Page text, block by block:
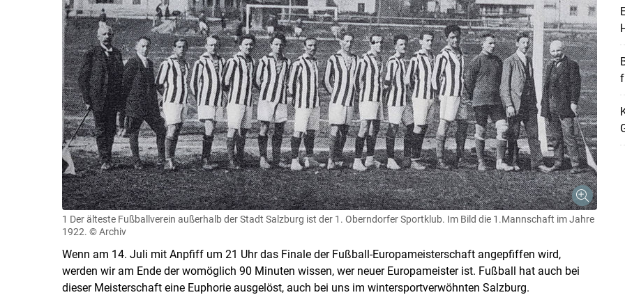
Skip to main content
1 Der älteste Fußballverein außerhalb der Stadt Salzburg ist der 1. Oberndorfer Sportklub. Im Bild die 1.Mannschaft im Jahre
1922. © Archiv
Wenn am 14. Juli mit Anpfiff um 21 Uhr das Finale der Fußball-Europameisterschaft angepfiffen wird,
werden wir am Ende der womöglich 90 Minuten wissen, wer neuer Europameister ist. Fußball hat auch bei
dieser Meisterschaft eine Euphorie ausgelöst, auch bei uns im wintersportverwöhnten Salzburg.